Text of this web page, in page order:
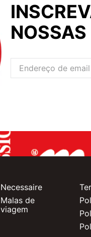
Necessaire
Malas de
viagem